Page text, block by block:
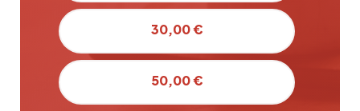
30,00 €
50,00 €